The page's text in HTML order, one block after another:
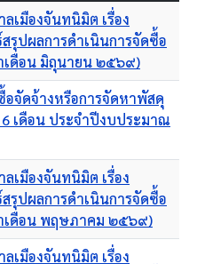
เมืองจันทนิมิต เรื่อง
รุปผลการดำเนินการจัดซื้อ
เดือน มิถุนายน ๒๕๖๙)
อจัดจ้างหรือการจัดหาพัสดุ
6 เดือน ประจำปีงบประมาณ
เมืองจันทนิมิต เรื่อง
รุปผลการดำเนินการจัดซื้อ
เดือน พฤษภาคม ๒๕๖๙)
เมืองจันทนิมิต เรื่อง